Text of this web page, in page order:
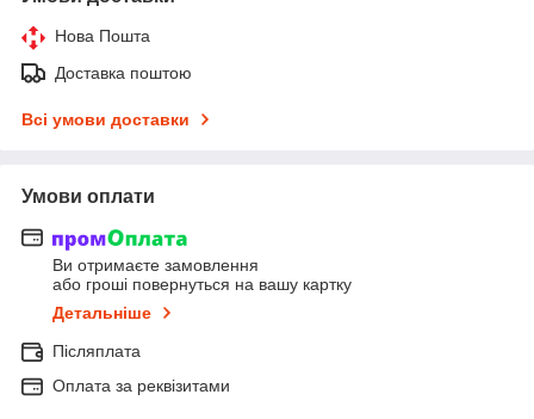
Нова Пошта
Доставка поштою
Всі умови доставки
Умови оплати
Ви отримаєте замовлення
або гроші повернуться на вашу картку
Детальніше
Післяплата
Оплата за реквізитами